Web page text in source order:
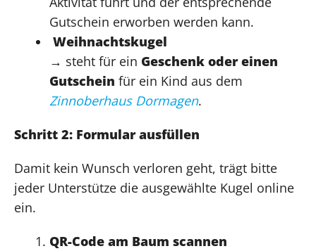
Gutschein erworben werden kann.
Weihnachtskugel
→ steht für ein Geschenk oder einen
Gutschein für ein Kind aus dem
Zinnoberhaus Dormagen.
Schritt 2: Formular ausfüllen
Damit kein Wunsch verloren geht, trägt bitte
jeder Unterstütze die ausgewählte Kugel online
ein.
QR-Code am Baum scannen